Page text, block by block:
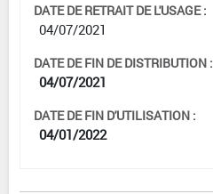
DATE DE RETRAIT DE L'USAGE :
04/07/2021
DATE DE FIN DE DISTRIBUTION :
04/07/2021
DATE DE FIN D'UTILISATION :
04/01/2022